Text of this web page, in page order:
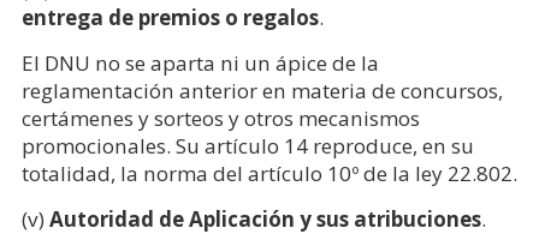
entrega de premios o regalos.
El DNU no se aparta ni un ápice de la
reglamentación anterior en materia de concursos,
certámenes y sorteos y otros mecanismos
promocionales. Su artículo 14 reproduce, en su
totalidad, la norma del artículo 10º de la ley 22.802.
(v) Autoridad de Aplicación y sus atribuciones.